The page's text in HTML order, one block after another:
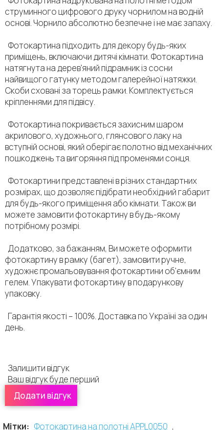
струминного цифрового друку чорнилом на водній
основі. Чорнило абсолютно безпечне і не має запаху.
Фотокартина підходить для декору будь-яких
приміщень, включаючи дитячі кімнати. Фотокартина
натягнута на дерев'яний підрамник із сосни
найвищого гатунку методом галерейної натяжки.
Скоби сховані за торець рамки. Комплектується
кріпленнями для підвісу.
Фотокартина покривається захисним шаром
акрилового, художнього, глянсового лаку на
вступній основі, який оберігає полотно від механічних
пошкоджень та вигоряння під променями сонця.
Фотокартини представлені в різних стандартних
розмірах, що дозволяє підібрати необхідний габарит
для будь-якого приміщення або кімнати. Також ви
можете замовити фотокартину в будь-якому
потрібному розмірі.
Додатково, за бажанням, Ви можете оформити
фотокартину в рамку (багет), замовити ручне,
художнє промальовування фотокартини об'ємним
гелем. Упакувати фотокартину в подарункову
упаковку.
Гарантія якості – 100%. Доставка по Україні за один
день.
Залишити відгук
Ваш відгук буде перший
Додати відгук
Залишити відгук:
Оцінити цей продукт:
Мітки: Фотокартина на полотні APPL0050 ,